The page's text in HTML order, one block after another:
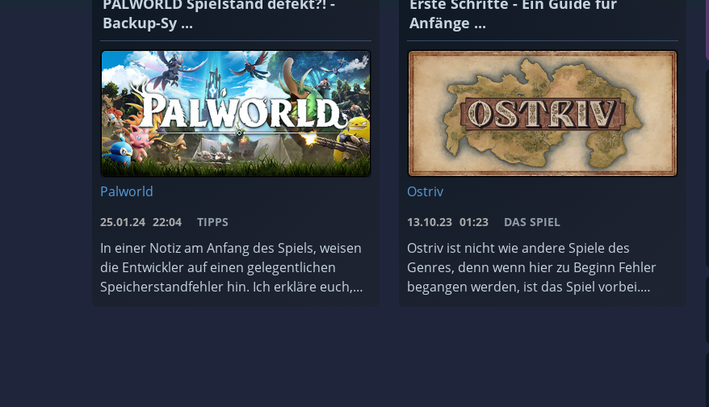
Backup-Sy ...
Palworld
25.01.24 22:04 TIPPS
In einer Notiz am Anfang des Spiels, weisen
die Entwickler auf einen gelegentlichen
Speicherstandfehler hin. Ich erkläre euch,
Anfänge ...
Ostriv
13.10.23 01:23 DAS SPIEL
Ostriv ist nicht wie andere Spiele des
Genres, denn wenn hier zu Beginn Fehler
begangen werden, ist das Spiel vorbei.